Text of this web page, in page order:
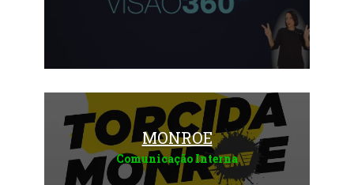
Saiba mais
MONROE
Comunicação Interna